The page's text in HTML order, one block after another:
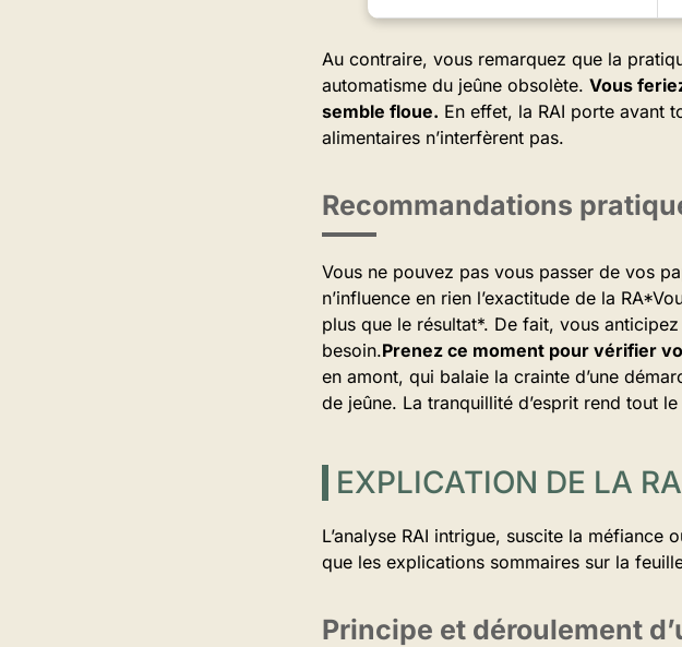
Au contraire, vous remarquez que la
automatisme du jeûne obsolète. Vous
semble floue. En effet, la RAI porte avant
alimentaires n’interfèrent pas.
Recommandations
Vous ne pouvez pas vous passer de vos
n’influence en rien l’exactitude de la
plus que le résultat*. De fait, vous
besoin.Prenez ce moment pour vérifier
en amont, qui balaie la crainte d’une
de jeûne. La tranquillité d’esprit rend tout
EXPLICATION DE LA
L’analyse RAI intrigue, suscite la méfiance
que les explications sommaires sur la
Principe et déroulement